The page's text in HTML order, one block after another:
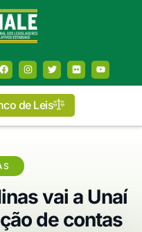
de Leis
vai a Unaí
de contas